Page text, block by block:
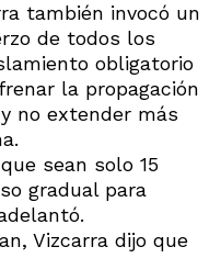
también invocó un
de todos los
obligatorio
la propagación
no extender más
sean solo 15
gradual para
Vizcarra dijo que